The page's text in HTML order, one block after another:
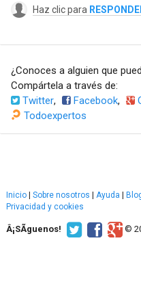
Haz clic para
¿Conoces a alguien que
Compártela a través de:
Twitter, Facebook,
Todoexpertos
Inicio Sobre nosotros Ayuda
Privacidad y cookies
Â¡SÃ­guenos! ©